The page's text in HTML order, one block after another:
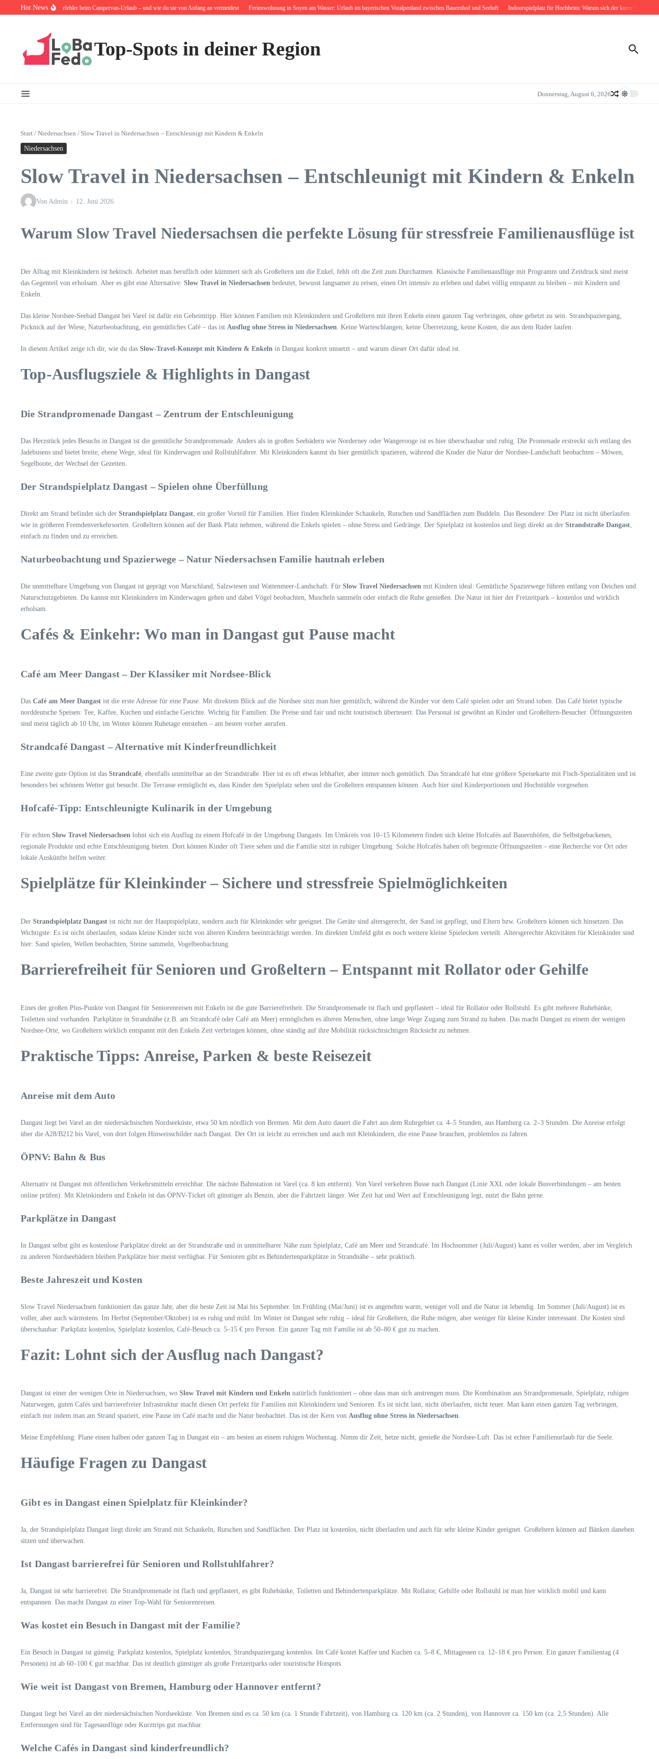
Zum Inhalt springen
Hot News
häufigsten Anfängerfehler beim Campervan-Urlaub – und wie du sie von Anfang an vermeidest Ferienwohnung in Soyen am Wasser: Urlaub im bayerischen Voralpenland zwischen Bauernhof und Seeluft Indoorspielplatz für Hochheim: Warum sich der kurze Weg nach
Top-Spots in deiner Region
Donnerstag, August 6, 2026
Start / Niedersachsen / Slow Travel in Niedersachsen – Entschleunigt mit Kindern & Enkeln
Niedersachsen
Slow Travel in Niedersachsen – Entschleunigt mit Kindern & Enkeln
Von Admin 12. Juni 2026
Warum Slow Travel Niedersachsen die perfekte Lösung für stressfreie Familienausflüge ist
Der Alltag mit Kleinkindern ist hektisch. Arbeitet man beruflich oder kümmert sich als Großeltern um die Enkel, fehlt oft die Zeit zum Durchatmen. Klassische Familienausflüge mit Programm und Zeitdruck sind meist
das Gegenteil von erholsam. Aber es gibt eine Alternative: Slow Travel in Niedersachsen bedeutet, bewusst langsamer zu reisen, einen Ort intensiv zu erleben und dabei völlig entspannt zu bleiben – mit Kindern und
Enkeln.
Das kleine Nordsee-Seebad Dangast bei Varel ist dafür ein Geheimtipp. Hier können Familien mit Kleinkindern und Großeltern mit ihren Enkeln einen ganzen Tag verbringen, ohne gehetzt zu sein. Strandspaziergang,
Picknick auf der Wiese, Naturbeobachtung, ein gemütliches Café – das ist Ausflug ohne Stress in Niedersachsen. Keine Warteschlangen, keine Überreizung, keine Kosten, die aus dem Ruder laufen.
In diesem Artikel zeige ich dir, wie du das Slow-Travel-Konzept mit Kindern & Enkeln in Dangast konkret umsetzt – und warum dieser Ort dafür ideal ist.
Top-Ausflugsziele & Highlights in Dangast
Die Strandpromenade Dangast – Zentrum der Entschleunigung
Das Herzstück jedes Besuchs in Dangast ist die gemütliche Strandpromenade. Anders als in großen Seebädern wie Norderney oder Wangerooge ist es hier überschaubar und ruhig. Die Promenade erstreckt sich entlang des
Jadebusens und bietet breite, ebene Wege, ideal für Kinderwagen und Rollstuhlfahrer. Mit Kleinkindern kannst du hier gemütlich spazieren, während die Kinder die Natur der Nordsee-Landschaft beobachten – Möwen,
Segelboote, der Wechsel der Gezeiten.
Der Strandspielplatz Dangast – Spielen ohne Überfüllung
Direkt am Strand befindet sich der Strandspielplatz Dangast, ein großer Vorteil für Familien. Hier finden Kleinkinder Schaukeln, Rutschen und Sandflächen zum Buddeln. Das Besondere: Der Platz ist nicht überlaufen
wie in größeren Fremdenverkehrsorten. Großeltern können auf der Bank Platz nehmen, während die Enkels spielen – ohne Stress und Gedränge. Der Spielplatz ist kostenlos und liegt direkt an der Strandstraße Dangast,
einfach zu finden und zu erreichen.
Naturbeobachtung und Spazierwege – Natur Niedersachsen Familie hautnah erleben
Die unmittelbare Umgebung von Dangast ist geprägt von Marschland, Salzwiesen und Wattenmeer-Landschaft. Für Slow Travel Niedersachsen mit Kindern ideal: Gemütliche Spazierwege führen entlang von Deichen und
Naturschutzgebieten. Du kannst mit Kleinkindern im Kinderwagen gehen und dabei Vögel beobachten, Muscheln sammeln oder einfach die Ruhe genießen. Die Natur ist hier der Freizeitpark – kostenlos und wirklich
erholsam.
Cafés & Einkehr: Wo man in Dangast gut Pause macht
Café am Meer Dangast – Der Klassiker mit Nordsee-Blick
Das Café am Meer Dangast ist die erste Adresse für eine Pause. Mit direktem Blick auf die Nordsee sitzt man hier gemütlich, während die Kinder vor dem Café spielen oder am Strand toben. Das Café bietet typische
norddeutsche Speisen: Tee, Kaffee, Kuchen und einfache Gerichte. Wichtig für Familien: Die Preise sind fair und nicht touristisch überteuert. Das Personal ist gewöhnt an Kinder und Großeltern-Besucher. Öffnungszeiten
sind meist täglich ab 10 Uhr, im Winter können Ruhetage entstehen – am besten vorher anrufen.
Strandcafé Dangast – Alternative mit Kinderfreundlichkeit
Eine zweite gute Option ist das Strandcafé, ebenfalls unmittelbar an der Strandstraße. Hier ist es oft etwas lebhafter, aber immer noch gemütlich. Das Strandcafé hat eine größere Speisekarte mit Fisch-Spezialitäten und ist
besonders bei schönem Wetter gut besucht. Die Terrasse ermöglicht es, dass Kinder den Spielplatz sehen und die Großeltern entspannen können. Auch hier sind Kinderportionen und Hochstühle vorgesehen.
Hofcafé-Tipp: Entschleunigte Kulinarik in der Umgebung
Für echten Slow Travel Niedersachsen lohnt sich ein Ausflug zu einem Hofcafé in der Umgebung Dangasts. Im Umkreis von 10–15 Kilometern finden sich kleine Hofcafés auf Bauernhöfen, die Selbstgebackenes,
regionale Produkte und echte Entschleunigung bieten. Dort können Kinder oft Tiere sehen und die Familie sitzt in ruhiger Umgebung. Solche Hofcafés haben oft begrenzte Öffnungszeiten – eine Recherche vor Ort oder
lokale Auskünfte helfen weiter.
Spielplätze für Kleinkinder – Sichere und stressfreie Spielmöglichkeiten
Der Strandspielplatz Dangast ist nicht nur der Hauptspielplatz, sondern auch für Kleinkinder sehr geeignet. Die Geräte sind altersgerecht, der Sand ist gepflegt, und Eltern bzw. Großeltern können sich hinsetzen. Das
Wichtigste: Es ist nicht überlaufen, sodass kleine Kinder nicht von älteren Kindern beeinträchtigt werden. Im direkten Umfeld gibt es noch weitere kleine Spielecken verteilt. Altersgerechte Aktivitäten für Kleinkinder sind
hier: Sand spielen, Wellen beobachten, Steine sammeln, Vogelbeobachtung.
Barrierefreiheit für Senioren und Großeltern – Entspannt mit Rollator oder Gehilfe
Eines der großen Plus-Punkte von Dangast für Seniorenreisen mit Enkeln ist die gute Barrierefreiheit. Die Strandpromenade ist flach und gepflastert – ideal für Rollator oder Rollstuhl. Es gibt mehrere Ruhebänke,
Toiletten sind vorhanden. Parkplätze in Strandnähe (z.B. am Strandcafé oder Café am Meer) ermöglichen es älteren Menschen, ohne lange Wege Zugang zum Strand zu haben. Das macht Dangast zu einem der wenigen
Nordsee-Orte, wo Großeltern wirklich entspannt mit den Enkeln Zeit verbringen können, ohne ständig auf ihre Mobilität rücksichtsichtigen Rücksicht zu nehmen.
Praktische Tipps: Anreise, Parken & beste Reisezeit
Anreise mit dem Auto
Dangast liegt bei Varel an der niedersächsischen Nordseeküste, etwa 50 km nördlich von Bremen. Mit dem Auto dauert die Fahrt aus dem Ruhrgebiet ca. 4–5 Stunden, aus Hamburg ca. 2–3 Stunden. Die Anreise erfolgt
über die A28/B212 bis Varel, von dort folgen Hinweisschilder nach Dangast. Der Ort ist leicht zu erreichen und auch mit Kleinkindern, die eine Pause brauchen, problemlos zu fahren.
ÖPNV: Bahn & Bus
Alternativ ist Dangast mit öffentlichen Verkehrsmitteln erreichbar. Die nächste Bahnstation ist Varel (ca. 8 km entfernt). Von Varel verkehren Busse nach Dangast (Linie XXL oder lokale Busverbindungen – am besten
online prüfen). Mit Kleinkindern und Enkeln ist das ÖPNV-Ticket oft günstiger als Benzin, aber die Fahrtzeit länger. Wer Zeit hat und Wert auf Entschleunigung legt, nutzt die Bahn gerne.
Parkplätze in Dangast
In Dangast selbst gibt es kostenlose Parkplätze direkt an der Strandstraße und in unmittelbarer Nähe zum Spielplatz, Café am Meer und Strandcafé. Im Hochsommer (Juli/August) kann es voller werden, aber im Vergleich
zu anderen Nordseebädern bleiben Parkplätze hier meist verfügbar. Für Senioren gibt es Behindertenparkplätze in Strandnähe – sehr praktisch.
Beste Jahreszeit und Kosten
Slow Travel Niedersachsen funktioniert das ganze Jahr, aber die beste Zeit ist Mai bis September. Im Frühling (Mai/Juni) ist es angenehm warm, weniger voll und die Natur ist lebendig. Im Sommer (Juli/August) ist es
voller, aber auch wärmstens. Im Herbst (September/Oktober) ist es ruhig und mild. Im Winter ist Dangast sehr ruhig – ideal für Großeltern, die Ruhe mögen, aber weniger für kleine Kinder interessant. Die Kosten sind
überschaubar: Parkplatz kostenlos, Spielplatz kostenlos, Café-Besuch ca. 5–15 € pro Person. Ein ganzer Tag mit Familie ist ab 50–80 € gut zu machen.
Fazit: Lohnt sich der Ausflug nach Dangast?
Dangast ist einer der wenigen Orte in Niedersachsen, wo Slow Travel mit Kindern und Enkeln natürlich funktioniert – ohne dass man sich anstrengen muss. Die Kombination aus Strandpromenade, Spielplatz, ruhigen
Naturwegen, guten Cafés und barrierefreier Infrastruktur macht diesen Ort perfekt für Familien mit Kleinkindern und Senioren. Es ist nicht laut, nicht überlaufen, nicht teuer. Man kann einen ganzen Tag verbringen,
einfach nur indem man am Strand spaziert, eine Pause im Café macht und die Natur beobachtet. Das ist der Kern von Ausflug ohne Stress in Niedersachsen.
Meine Empfehlung: Plane einen halben oder ganzen Tag in Dangast ein – am besten an einem ruhigen Wochentag. Nimm dir Zeit, hetze nicht, genieße die Nordsee-Luft. Das ist echter Familienurlaub für die Seele.
Häufige Fragen zu Dangast
Gibt es in Dangast einen Spielplatz für Kleinkinder?
Ja, der Strandspielplatz Dangast liegt direkt am Strand mit Schaukeln, Rutschen und Sandflächen. Der Platz ist kostenlos, nicht überlaufen und auch für sehr kleine Kinder geeignet. Großeltern können auf Bänken daneben
sitzen und überwachen.
Ist Dangast barrierefrei für Senioren und Rollstuhlfahrer?
Ja, Dangast ist sehr barrierefrei. Die Strandpromenade ist flach und gepflastert, es gibt Ruhebänke, Toiletten und Behindertenparkplätze. Mit Rollator, Gehilfe oder Rollstuhl ist man hier wirklich mobil und kann
entspannen. Das macht Dangast zu einer Top-Wahl für Seniorenreisen.
Was kostet ein Besuch in Dangast mit der Familie?
Ein Besuch in Dangast ist günstig: Parkplatz kostenlos, Spielplatz kostenlos, Strandspaziergang kostenlos. Im Café kostet Kaffee und Kuchen ca. 5–8 €, Mittagessen ca. 12–18 € pro Person. Ein ganzer Familientag (4
Personen) ist ab 60–100 € gut machbar. Das ist deutlich günstiger als große Freizeitparks oder touristische Hotspots.
Wie weit ist Dangast von Bremen, Hamburg oder Hannover entfernt?
Dangast liegt bei Varel an der niedersächsischen Nordseeküste. Von Bremen sind es ca. 50 km (ca. 1 Stunde Fahrtzeit), von Hamburg ca. 120 km (ca. 2 Stunden), von Hannover ca. 150 km (ca. 2,5 Stunden). Alle
Entfernungen sind für Tagesausflüge oder Kurztrips gut machbar.
Welche Cafés in Dangast sind kinderfreundlich?